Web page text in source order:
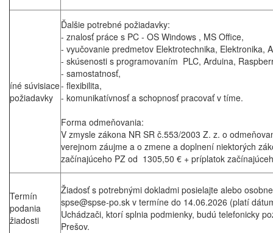
íné súvisiace
požiadavky
Ďalšie potrebné požiadavky:
- znalosť práce s PC - OS Windows , MS Office,
- vyučovanie predmetov Elektrotechnika, Elektronika,
- skúsenosti s programovaním PLC, Arduina,
- samostatnosť,
- flexibilita,
- komunikatívnosť a schopnosť pracovať v tíme.
Forma odmeňovania:
V zmysle zákona NR SR č.553/2003 Z. z. o
verejnom záujme a o zmene a doplnení niektorých
začínajúceho PZ od 1305,50 € + príplatok
Termín
podania
žiadosti
Žiadosť s potrebnými dokladmi posielajte alebo
spse@spse-po.sk v termíne do 14.06.2026 (platí
Uchádzači, ktorí splnia podmienky, budú telefonicky
Prešov.